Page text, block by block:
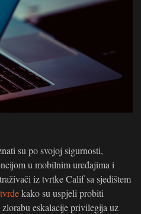
su po svojoj sigurnosti,
u mobilnim uređajima i
iz tvrtke Calif sa sjedištem
tvrdekako su uspjeli probiti
eskalacije privilegija uz